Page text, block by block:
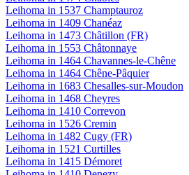
Leihoma in 1537 Champtauroz
Leihoma in 1409 Chanéaz
Leihoma in 1473 Châtillon (FR)
Leihoma in 1553 Châtonnaye
Leihoma in 1464 Chavannes-le-Chêne
Leihoma in 1464 Chêne-Pâquier
Leihoma in 1683 Chesalles-sur-Moudon
Leihoma in 1468 Cheyres
Leihoma in 1410 Correvon
Leihoma in 1526 Cremin
Leihoma in 1482 Cugy (FR)
Leihoma in 1521 Curtilles
Leihoma in 1415 Démoret